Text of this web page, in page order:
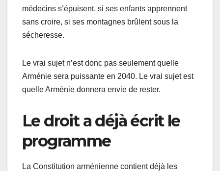
médecins s’épuisent, si ses enfants apprennent
sans croire, si ses montagnes brûlent sous la
sécheresse.
Le vrai sujet n’est donc pas seulement quelle
Arménie sera puissante en 2040. Le vrai sujet est
quelle Arménie donnera envie de rester.
Le droit a déjà écrit le
programme
La Constitution arménienne contient déjà les